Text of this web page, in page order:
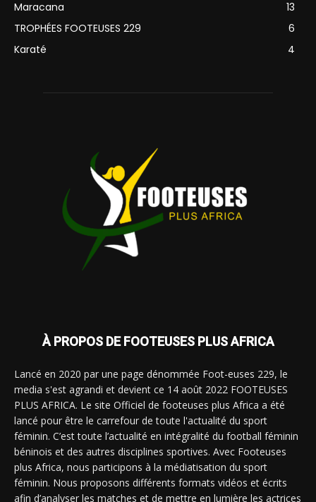
Maracana
13
TROPHÉES FOOTEUSES 229
6
Karaté
4
À PROPOS DE FOOTEUSES PLUS AFRICA
Lancé en 2020 par une page dénommée Foot-euses 229, le
media s'est agrandi et devient ce 14 août 2022 FOOTEUSES
PLUS AFRICA. Le site Officiel de footeuses plus Africa a été
lancé pour être le carrefour de toute l'actualité du sport
féminin. C’est toute l’actualité en intégralité du football féminin
béninois et des autres disciplines sportives. Avec Footeuses
plus Africa, nous participons à la médiatisation du sport
féminin. Nous proposons différents formats vidéos et écrits
afin d’analyser les matches et de mettre en lumière les actrices